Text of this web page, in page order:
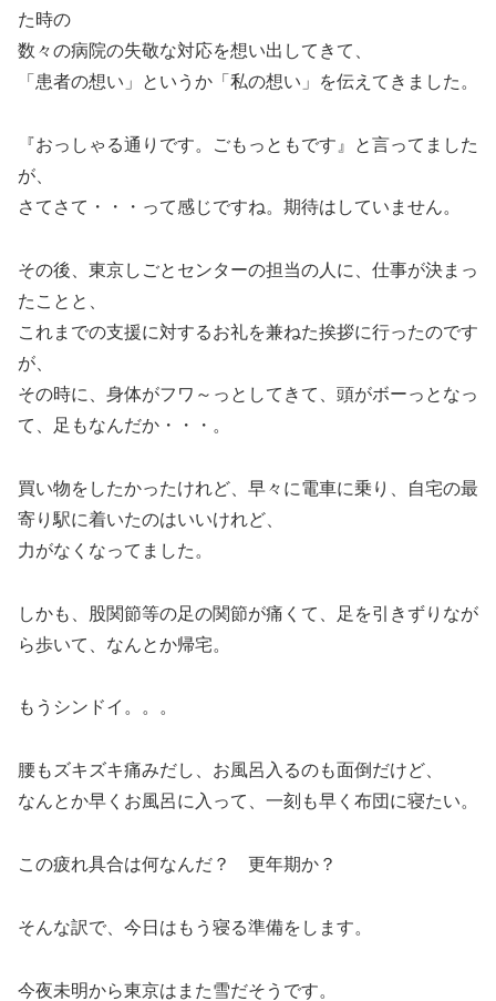
た時の
数々の病院の失敬な対応を想い出してきて、
「患者の想い」というか「私の想い」を伝えてきました。
『おっしゃる通りです。ごもっともです』と言ってました
が、
さてさて・・・って感じですね。期待はしていません。
その後、東京しごとセンターの担当の人に、仕事が決まっ
たことと、
これまでの支援に対するお礼を兼ねた挨拶に行ったのです
が、
その時に、身体がフワ～っとしてきて、頭がボーっとなっ
て、足もなんだか・・・。
買い物をしたかったけれど、早々に電車に乗り、自宅の最
寄り駅に着いたのはいいけれど、
力がなくなってました。
しかも、股関節等の足の関節が痛くて、足を引きずりなが
ら歩いて、なんとか帰宅。
もうシンドイ。。。
腰もズキズキ痛みだし、お風呂入るのも面倒だけど、
なんとか早くお風呂に入って、一刻も早く布団に寝たい。
この疲れ具合は何なんだ？ 更年期か？
そんな訳で、今日はもう寝る準備をします。
今夜未明から東京はまた雪だそうです。